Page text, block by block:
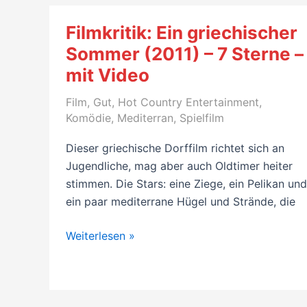
–
Hilfe,
wir
ein
(1999)
–
7
Sterne
Filmkritik: Ein griechischer
Sommer (2011) – 7 Sterne –
mit Video
Film, Gut, Hot Country Entertainment,
Komödie, Mediterran, Spielfilm
Dieser griechische Dorffilm richtet sich an
Jugendliche, mag aber auch Oldtimer heiter
stimmen. Die Stars: eine Ziege, ein Pelikan und
ein paar mediterrane Hügel und Strände, die
Filmkritik:
Weiterlesen »